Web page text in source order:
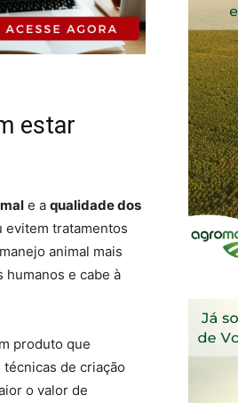
estar
e a qualidade dos
evitem tratamentos
animal mais
e cabe à
produto que
de criação
o valor de